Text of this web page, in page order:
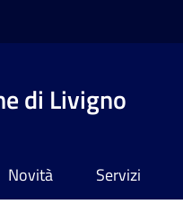
di Livigno
Novità Servizi